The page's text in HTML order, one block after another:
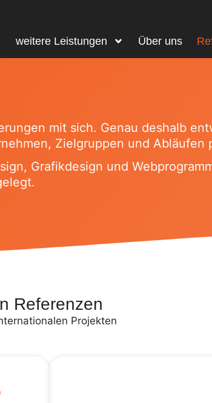
weitere Leistungen Über uns
mit sich. Genau deshalb
Zielgruppen und Abläufen
Grafikdesign und
Referenzen
Projekten